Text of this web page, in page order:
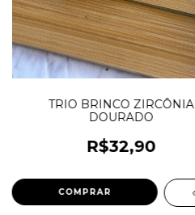
TRIO BRINCO ZIRCÔNIA
DOURADO
R$32,90